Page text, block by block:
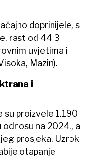
doprinijele, s
rast od 44,3
uvjetima i
Mazin).
i
proizvele 1.190
odnosu na 2024., a
prosjeka. Uzrok
otapanje